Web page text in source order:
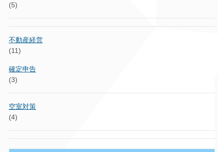
(5)
不動産経営
(11)
確定申告
(3)
空室対策
(4)